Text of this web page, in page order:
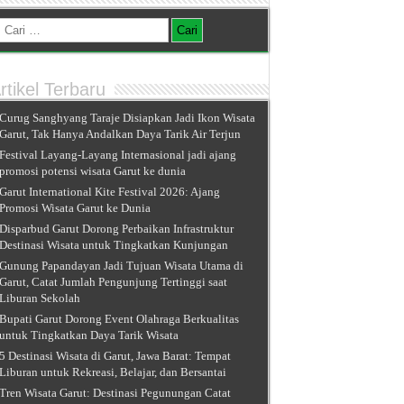
Terbaru
Sanghyang Taraje Disiapkan Jadi Ikon Wisata
Tak Hanya Andalkan Daya Tarik Air Terjun
Layang-Layang Internasional jadi ajang
potensi wisata Garut ke dunia
International Kite Festival 2026: Ajang
Wisata Garut ke Dunia
Garut Dorong Perbaikan Infrastruktur
Wisata untuk Tingkatkan Kunjungan
Papandayan Jadi Tujuan Wisata Utama di
Catat Jumlah Pengunjung Tertinggi saat
Sekolah
Garut Dorong Event Olahraga Berkualitas
Tingkatkan Daya Tarik Wisata
Destinasi Wisata di Garut, Jawa Barat: Tempat
untuk Rekreasi, Belajar, dan Bersantai
Wisata Garut: Destinasi Pegunungan Catat